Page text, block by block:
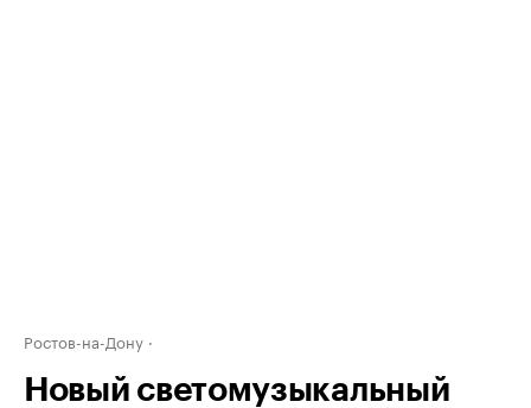
Ростов-на-Дону
Новый светомузыкальный